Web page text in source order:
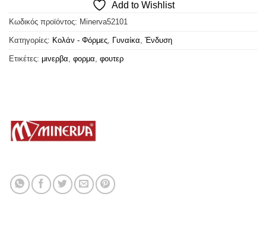
Add to Wishlist
Κωδικός προϊόντος: Minerva52101
Κατηγορίες: Κολάν - Φόρμες, Γυναίκα, Ένδυση
Ετικέτες: μινερβα, φορμα, φουτερ